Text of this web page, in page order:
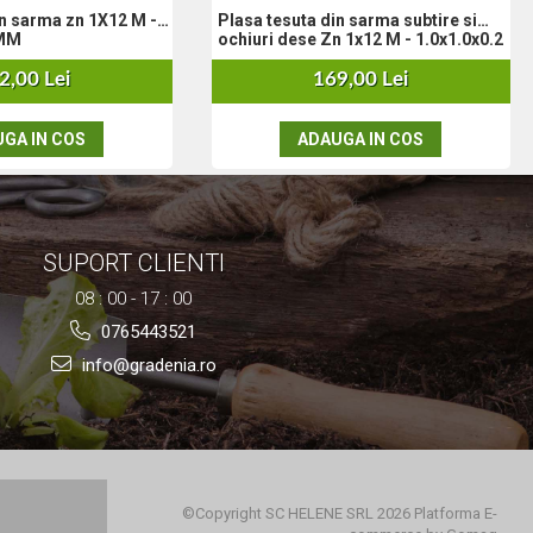
1X12 M -
Lei
IN COS
Plasa tesuta din sarma subtire si
ochiuri dese Zn 1x12 M - 1.0x1.0x0.2
mm
169,00 Lei
ADAUGA IN COS
SUPORT CLIENTI
08 : 00 - 17 : 00
0765443521
info@gradenia.ro
©Copyright SC HELENE SRL 2026 Platforma E-